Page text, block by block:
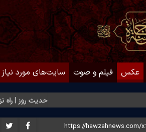
عکس فیلم و صوت سایت‌های مورد نیاز
حدیث روز | راه نزدیک